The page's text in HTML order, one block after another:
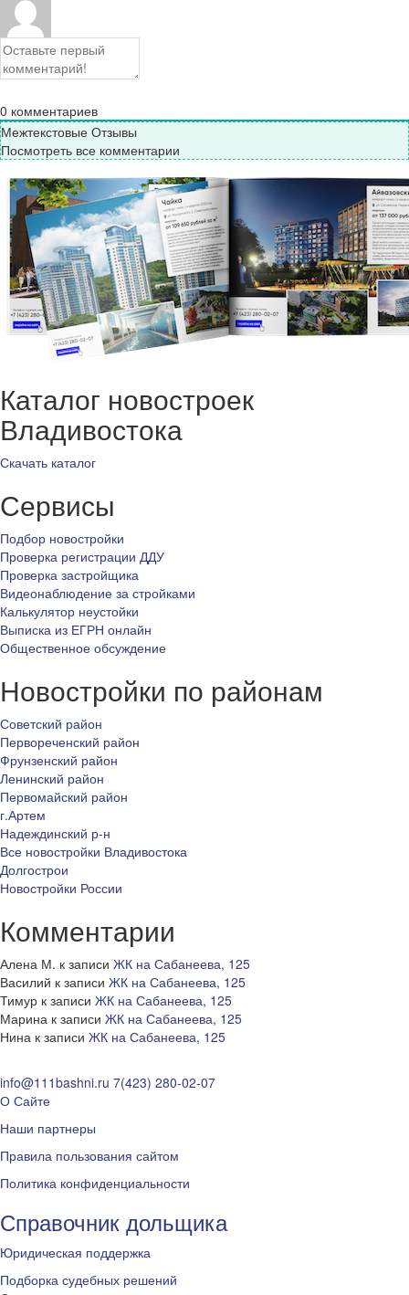
0 комментариев
Межтекстовые Отзывы
Посмотреть все комментарии
Каталог новостроек
Владивостока
Скачать каталог
Сервисы
Подбор новостройки
Проверка регистрации ДДУ
Проверка застройщика
Видеонаблюдение за стройками
Калькулятор неустойки
Выписка из ЕГРН онлайн
Общественное обсуждение
Новостройки по районам
Советский район
Первореченский район
Фрунзенский район
Ленинский район
Первомайский район
г.Артем
Надеждинский р-н
Все новостройки Владивостока
Долгострои
Новостройки России
Комментарии
Алена М. к записи ЖК на Сабанеева, 125
Василий к записи ЖК на Сабанеева, 125
Тимур к записи ЖК на Сабанеева, 125
Марина к записи ЖК на Сабанеева, 125
Нина к записи ЖК на Сабанеева, 125
info@111bashni.ru 7(423) 280-02-07
О Сайте
Наши партнеры
Правила пользования сайтом
Политика конфиденциальности
Справочник дольщика
Юридическая поддержка
Подборка судебных решений